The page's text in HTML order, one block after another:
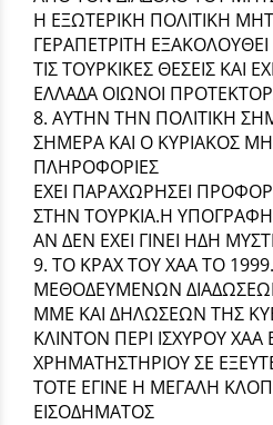
Η ΕΞΩΤΕΡΙΚΗ ΠΟΛΙΤΙΚΗ
ΓΕΡΑΠΕΤΡΙΤΗ
ΤΙΣ ΤΟΥΡΚΙΚΕΣ ΘΕΣΕΙΣ ΚΑΙ
ΕΛΛΑΔΑ ΟΙΩΝΟΙ
8. ΑΥΤΗΝ ΤΗΝ ΠΟΛΙΤΙΚΗ
ΣΗΜΕΡΑ ΚΑΙ Ο ΚΥΡΙΑΚΟΣ
ΠΛΗΡΟΦΟΡΙΕΣ
ΕΧΕΙ ΠΑΡΑΧΩΡΗΣΕΙ
ΣΤΗΝ ΤΟΥΡΚΙΑ.Η
ΑΝ ΔΕΝ ΕΧΕΙ ΓΙΝΕΙ ΗΔΗ
9. ΤΟ ΚΡΑΧ ΤΟΥ ΧΑΑ ΤΟ
ΜΕΘΟΔΕΥΜΕΝΩΝ
ΜΜΕ ΚΑΙ ΔΗΛΩΣΕΩΝ ΤΗΣ
ΚΛΙΝΤΟΝ ΠΕΡΙ ΙΣΧΥΡΟΥ
ΧΡΗΜΑΤΗΣΤΗΡΙΟΥ ΣΕ
ΤΟΤΕ ΕΓΙΝΕ Η ΜΕΓΑΛΗ
ΕΙΣΟΔΗΜΑΤΟΣ